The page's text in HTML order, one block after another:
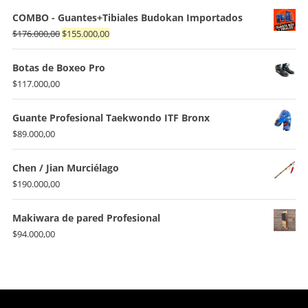
COMBO - Guantes+Tibiales Budokan Importados
$176.000,00El
precio
original
$176.000,00.
$155.000,00El
precio
$155.000,00.
Botas de Boxeo Pro
$117.000,00
Guante Profesional Taekwondo ITF Bronx
$89.000,00
Chen / Jian Murciélago
$190.000,00
Makiwara de pared Profesional
$94.000,00